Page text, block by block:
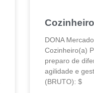
DONA
Cozinheiro(a)
preparo de
agilidade e
(BRUTO): $